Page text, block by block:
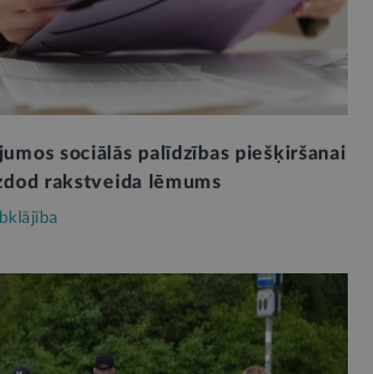
sociālās palīdzības piešķiršanai
rakstveida lēmums